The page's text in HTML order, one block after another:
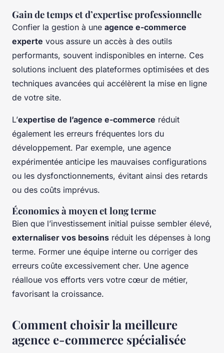
Gain de temps et d’expertise professionnelle
Confier la gestion à une agence e-commerce
experte vous assure un accès à des outils
performants, souvent indisponibles en interne. Ces
solutions incluent des plateformes optimisées et des
techniques avancées qui accélèrent la mise en ligne
de votre site.
L’expertise de l’agence e-commerce réduit
également les erreurs fréquentes lors du
développement. Par exemple, une agence
expérimentée anticipe les mauvaises configurations
ou les dysfonctionnements, évitant ainsi des retards
ou des coûts imprévus.
Économies à moyen et long terme
Bien que l’investissement initial puisse sembler élevé,
externaliser vos besoins réduit les dépenses à long
terme. Former une équipe interne ou corriger des
erreurs coûte excessivement cher. Une agence
réalloue vos efforts vers votre cœur de métier,
favorisant la croissance.
Comment choisir la meilleure
agence e-commerce spécialisée